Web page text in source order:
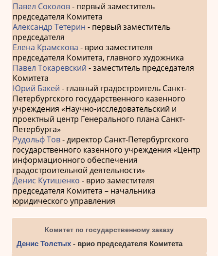
Павел Соколов- первый заместитель
председателя Комитета
Александр Тетерин - первый заместитель
председателя
Елена Крамскова - врио заместителя
председателя Комитета, главного художника
Павел Токаревский - заместитель председателя
Комитета
Юрий Бакей - главный градостроитель Санкт-
Петербургского государственного казенного
учреждения «Научно-исследовательский и
проектный центр Генерального плана Санкт-
Петербурга»
Рудольф Тов- директор Санкт-Петербургского
государственного казенного учреждения «Центр
информационного обеспечения
градостроительной деятельности»
Денис Кутишенко - врио заместителя
председателя Комитета – начальника
юридического управления
Комитет по государственному заказу
Денис Толстых- врио председателя Комитета